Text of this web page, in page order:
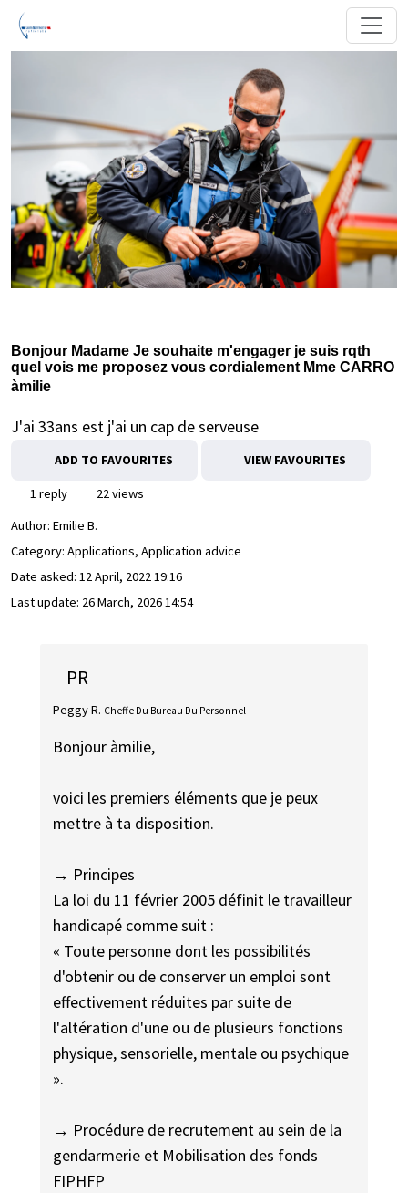
Bonjour Madame Je souhaite m'engager je suis rqth
quel vois me proposez vous cordialement Mme CARRO
àmilie
J'ai 33ans est j'ai un cap de serveuse
ADD TO FAVOURITES VIEW FAVOURITES
1 reply
22 views
Author: Emilie B.
Category: Applications, Application advice
Date asked: 12 April, 2022 19:16
Last update: 26 March, 2026 14:54
PR
Peggy R. Cheffe Du Bureau Du Personnel
Bonjour àmilie,
voici les premiers éléments que je peux
mettre à ta disposition.
→ Principes
La loi du 11 février 2005 définit le travailleur
handicapé comme suit :
« Toute personne dont les possibilités
d'obtenir ou de conserver un emploi sont
effectivement réduites par suite de
l'altération d'une ou de plusieurs fonctions
physique, sensorielle, mentale ou psychique
».
→ Procédure de recrutement au sein de la
gendarmerie et Mobilisation des fonds
FIPHFP